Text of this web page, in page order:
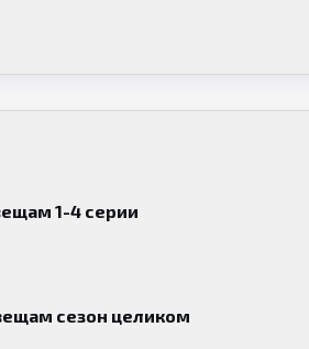
С этого и начинается наша
1-4 серии
сезон целиком